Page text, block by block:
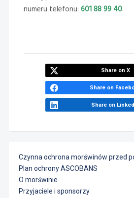
Czynna ochrona morświnów przed
Plan ochrony ASCOBANS
O morświnie
Przyjaciele i sponsorzy
numeru telefonu: 601 88 99 40.
Share on X
Share on
Share on